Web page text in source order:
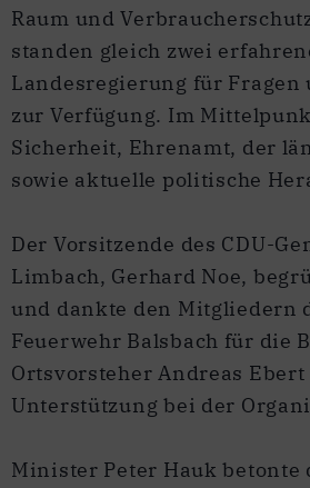
Raum und
standen gleich zwei
Landesregierung für Fragen
zur Verfügung. Im
Sicherheit, Ehrenamt, der
sowie aktuelle politische
Der Vorsitzende des CDU-
Limbach, Gerhard Noe,
und dankte den Mitgliedern
Feuerwehr Balsbach für die
Ortsvorsteher Andreas
Unterstützung bei der
Minister Peter Hauk betonte